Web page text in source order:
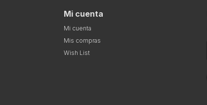
Mi cuenta
Mi cuenta
Mis compras
Wish List